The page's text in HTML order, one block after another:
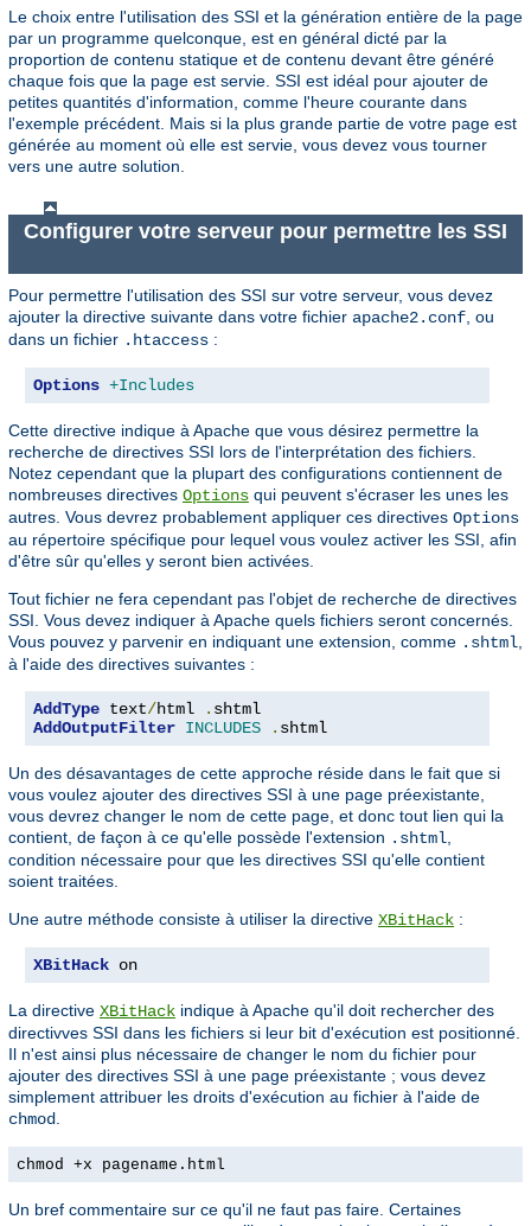
Le choix entre l'utilisation des SSI et la génération entière de la page
par un programme quelconque, est en général dicté par la
proportion de contenu statique et de contenu devant être généré
chaque fois que la page est servie. SSI est idéal pour ajouter de
petites quantités d'information, comme l'heure courante dans
l'exemple précédent. Mais si la plus grande partie de votre page est
générée au moment où elle est servie, vous devez vous tourner
vers une autre solution.
Configurer votre serveur pour permettre les SSI
Pour permettre l'utilisation des SSI sur votre serveur, vous devez
ajouter la directive suivante dans votre fichier apache2.conf , ou
dans un fichier .htaccess :
Options +Includes
Cette directive indique à Apache que vous désirez permettre la
recherche de directives SSI lors de l'interprétation des fichiers.
Notez cependant que la plupart des configurations contiennent de
nombreuses directives Options qui peuvent s'écraser les unes les
autres. Vous devrez probablement appliquer ces directives Options
au répertoire spécifique pour lequel vous voulez activer les SSI, afin
d'être sûr qu'elles y seront bien activées.
Tout fichier ne fera cependant pas l'objet de recherche de directives
SSI. Vous devez indiquer à Apache quels fichiers seront concernés.
Vous pouvez y parvenir en indiquant une extension, comme .shtml
à l'aide des directives suivantes :
AddType text/html .
AddOutputFilter INCLUDES . shtml
Un des désavantages de cette approche réside dans le fait que si
vous voulez ajouter des directives SSI à une page préexistante,
vous devrez changer le nom de cette page, et donc tout lien qui la
contient, de façon à ce qu'elle possède l'extension .shtml
condition nécessaire pour que les directives SSI qu'elle contient
soient traitées.
Une autre méthode consiste à utiliser la directive XBitHack :
XBitHack on
La directive XBitHack indique à Apache qu'il doit rechercher des
directivves SSI dans les fichiers si leur bit d'exécution est positionné.
Il n'est ainsi plus nécessaire de changer le nom du fichier pour
ajouter des directives SSI à une page préexistante ; vous devez
simplement attribuer les droits d'exécution au fichier à l'aide de
chmod
chmod +x pagename.html
Un bref commentaire sur ce qu'il ne faut pas faire. Certaines